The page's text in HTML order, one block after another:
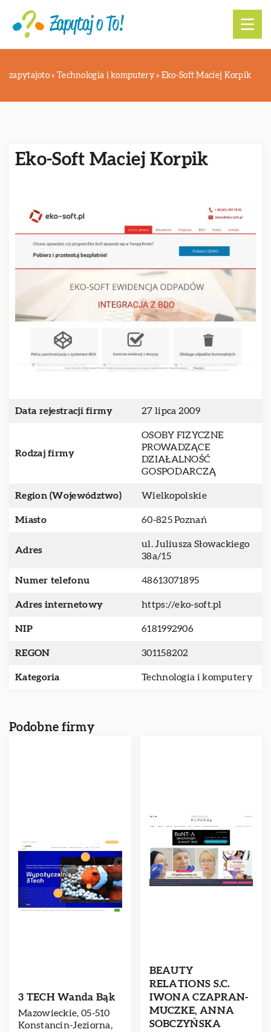
zapytajoto » Technologia i komputery» Eko-Soft Maciej Korpik
Eko-Soft Maciej Korpik
Data rejestracji firmy 27 lipca 2009
Rodzaj firmy
OSOBY FIZYCZNE
PROWADZĄCE
DZIAŁALNOŚĆ
GOSPODARCZĄ
Region (Województwo) Wielkopolskie
Miasto 60-825 Poznań
Adres
ul. Juliusza Słowackiego
38a/15
Numer telefonu 48613071895
Adres internetowy https://eko-soft.pl
NIP 6181992906
REGON 301158202
Kategoria Technologia i komputery
Podobne firmy
3 TECH Wanda Bąk
Mazowieckie, 05-510
Konstancin-Jeziorna,
BEAUTY
RELATIONS S.C.
IWONA CZAPRAN-
MUCZKE, ANNA
SOBCZYŃSKA